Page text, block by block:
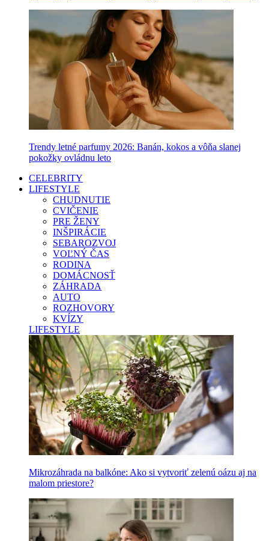
Trendy letné parfumy 2026: Banán, kokos a vôňa slanej
pokožky ovládnu leto
CELEBRITY
LIFESTYLE
CHUDNUTIE
CVIČENIE
PRE ŽENY
INŠPIRÁCIE
SEBAROZVOJ
VOĽNÝ ČAS
RODINA
DOMÁCNOSŤ
ZÁHRADA
AUTO
ROZHOVORY
KVÍZY
LIFESTYLE
Mikrozáhrada na balkóne: Ako si vytvoriť zelenú oázu aj na
malom priestore?